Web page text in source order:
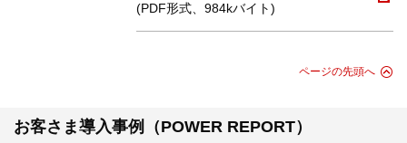
(PDF形式、984kバイト)
ページの先頭へ
お客さま導入事例（POWER REPORT）